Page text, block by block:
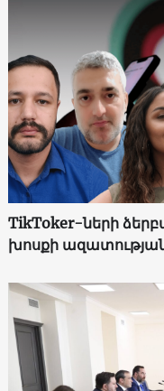
TikToker-ների
խոսքի